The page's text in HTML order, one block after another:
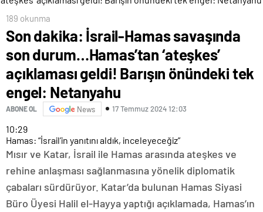
189 okunma
Son dakika: İsrail-Hamas savaşında
son durum…Hamas’tan ‘ateşkes’
açıklaması geldi! Barışın önündeki tek
engel: Netanyahu
ABONE OL News 17 Temmuz 2024 12:03
10:29
Hamas: “İsrail’in yanıtını aldık, inceleyeceğiz”
Mısır ve Katar, İsrail ile Hamas arasında ateşkes ve
rehine anlaşması sağlanmasına yönelik diplomatik
çabaları sürdürüyor. Katar’da bulunan Hamas Siyasi
Büro Üyesi Halil el-Hayya yaptığı açıklamada, Hamas’ın